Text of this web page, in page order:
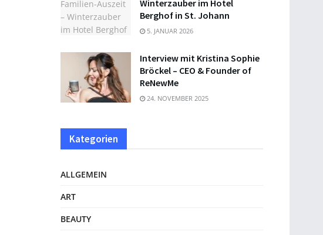
Winterzauber im Hotel
Berghof in St. Johann
5. JANUAR 2026
Interview mit Kristina Sophie
Bröckel – CEO & Founder of
ReNewMe
24. NOVEMBER 2025
Kategorien
ALLGEMEIN
ART
BEAUTY